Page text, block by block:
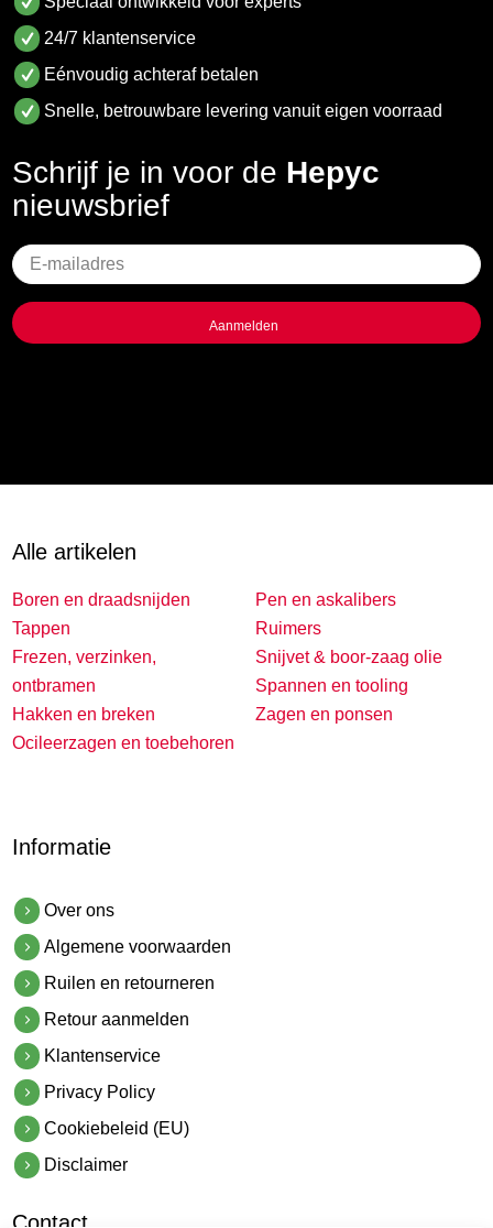
24/7 klantenservice
Eénvoudig achteraf betalen
Snelle, betrouwbare levering vanuit eigen voorraad
Schrijf je in voor de Hepyc
nieuwsbrief
Geen
titel
Alle artikelen
Boren en draadsnijden
Tappen
Frezen, verzinken,
ontbramen
Hakken en breken
Ocileerzagen en toebehoren
Pen en askalibers
Ruimers
Snijvet & boor-zaag olie
Spannen en tooling
Zagen en ponsen
Informatie
Over ons
Algemene voorwaarden
Ruilen en retourneren
Retour aanmelden
Klantenservice
Privacy Policy
Cookiebeleid (EU)
Disclaimer
Contact